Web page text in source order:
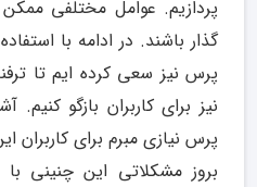
پردازیم. عوامل مختلفی
گذار باشند. در ادامه با
پرس نیز سعی کرده ایم تا
نیز برای کاربران بازگو کنیم.
پرس نیازی مبرم برای
بروز مشکلاتی این چنینی